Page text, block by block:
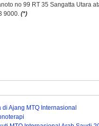
no 99 RT 35 Sangatta Utara
9000. (*)
Ajang MTQ Internasional